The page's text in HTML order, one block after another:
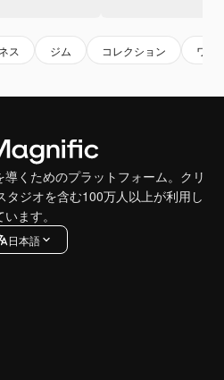
ス ジム コレクション ワー
くためのプラットフォーム。クリ
タジオを含む100万人以上が利用し
います。
日本語